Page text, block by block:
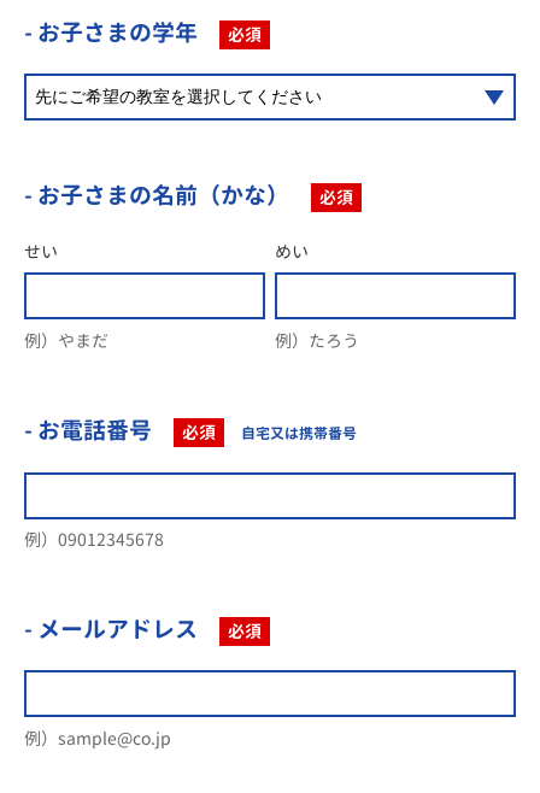
- お子さまの学年 必須
- お子さまの名前（かな） 必須
せい
例）やまだ
めい
例）たろう
- お電話番号 必須 自宅又は携帯番号
例）09012345678
- メールアドレス 必須
例）sample@co.jp